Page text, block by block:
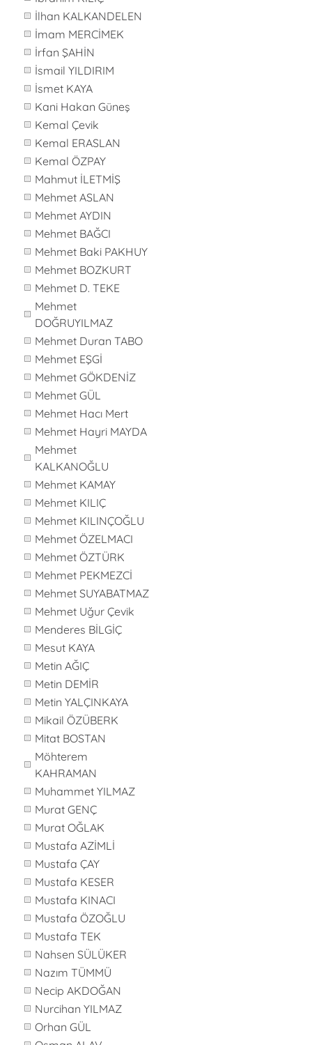
İlhan KALKANDELEN
İmam MERCİMEK
İrfan ŞAHİN
İsmail YILDIRIM
İsmet KAYA
Kani Hakan Güneş
Kemal Çevik
Kemal ERASLAN
Kemal ÖZPAY
Mahmut İLETMİŞ
Mehmet ASLAN
Mehmet AYDIN
Mehmet BAĞCI
Mehmet Baki PAKHUY
Mehmet BOZKURT
Mehmet D. TEKE
Mehmet
DOĞRUYILMAZ
Mehmet Duran TABO
Mehmet EŞGİ
Mehmet GÖKDENİZ
Mehmet GÜL
Mehmet Hacı Mert
Mehmet Hayri MAYDA
Mehmet
KALKANOĞLU
Mehmet KAMAY
Mehmet KILIÇ
Mehmet KILINÇOĞLU
Mehmet ÖZELMACI
Mehmet ÖZTÜRK
Mehmet PEKMEZCİ
Mehmet SUYABATMAZ
Mehmet Uğur Çevik
Menderes BİLGİÇ
Mesut KAYA
Metin AĞIÇ
Metin DEMİR
Metin YALÇINKAYA
Mikail ÖZÜBERK
Mitat BOSTAN
Möhterem
KAHRAMAN
Muhammet YILMAZ
Murat GENÇ
Murat OĞLAK
Mustafa AZİMLİ
Mustafa ÇAY
Mustafa KESER
Mustafa KINACI
Mustafa ÖZOĞLU
Mustafa TEK
Nahsen SÜLÜKER
Nazım TÜMMÜ
Necip AKDOĞAN
Nurcihan YILMAZ
Orhan GÜL